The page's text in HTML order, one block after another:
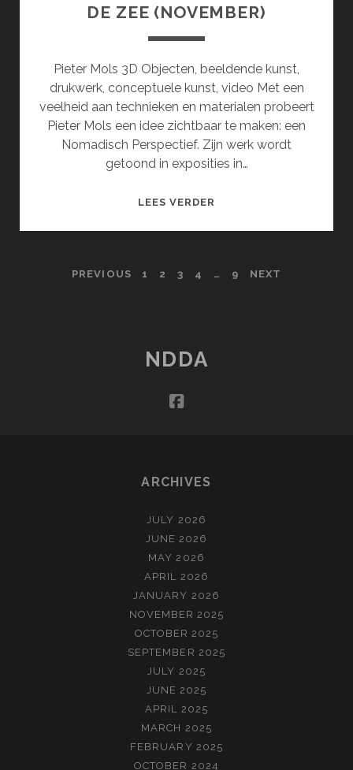
DE ZEE (NOVEMBER)
Pieter Mols 3D Objecten, beeldende kunst,
drukwerk, conceptuele kunst, video Met een
veelheid aan technieken en materialen probeert
Pieter Mols een idee zichtbaar te maken: een
Nomadisch Perspectief. Zijn werk wordt
getoond in exposities in…
LEES VERDER
VAN
POSTS
PREVIOUS 1 2 3 4 … 9 NEXT
NDDA
facebook
ARCHIVES
JULY 2026
JUNE 2026
MAY 2026
APRIL 2026
JANUARY 2026
NOVEMBER 2025
OCTOBER 2025
SEPTEMBER 2025
JULY 2025
JUNE 2025
APRIL 2025
MARCH 2025
FEBRUARY 2025
OCTOBER 2024